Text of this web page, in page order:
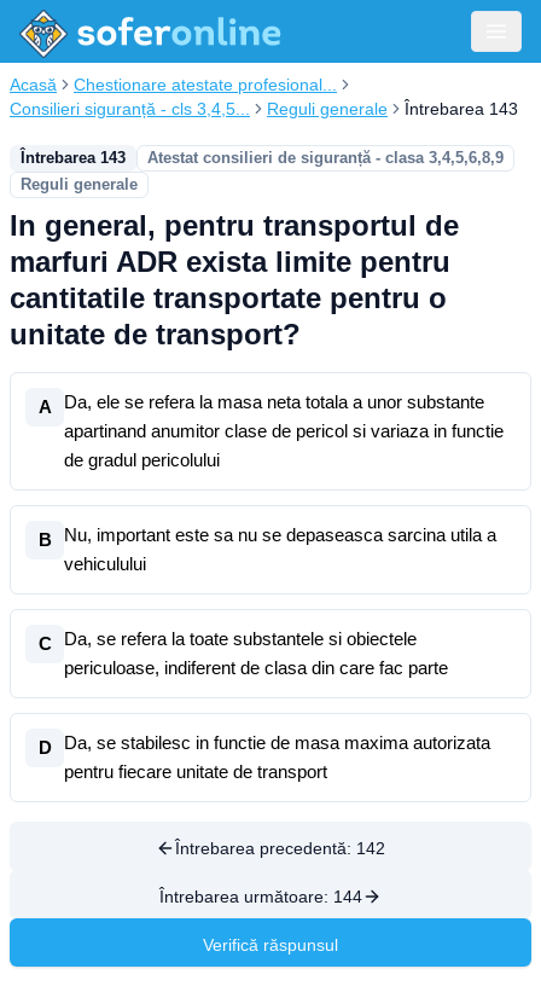
Acasă
Chestionare atestate profesional...
Consilieri siguranță - cls 3,4,5...
Reguli generale Întrebarea 143
Întrebarea 143
Atestat consilieri de siguranță - clasa 3,4,5,6,8,9
Reguli generale
In general, pentru transportul de
marfuri ADR exista limite pentru
cantitatile transportate pentru o
unitate de transport?
A
Da, ele se refera la masa neta totala a unor substante
apartinand anumitor clase de pericol si variaza in functie
de gradul pericolului
B
Nu, important este sa nu se depaseasca sarcina utila a
vehiculului
C
Da, se refera la toate substantele si obiectele
periculoase, indiferent de clasa din care fac parte
D
Da, se stabilesc in functie de masa maxima autorizata
pentru fiecare unitate de transport
Întrebarea precedentă: 142
Întrebarea următoare: 144
Verifică răspunsul